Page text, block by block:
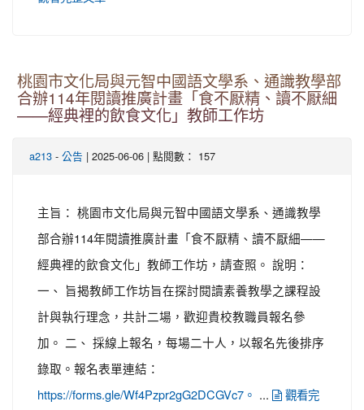
桃園市文化局與元智中國語文學系、通識教學部
合辦114年閱讀推廣計畫「食不厭精、讀不厭細
——經典裡的飲食文化」教師工作坊
a213 - 公告 | 2025-06-06 | 點閱數： 157
主旨： 桃園市文化局與元智中國語文學系、通識教學
部合辦114年閱讀推廣計畫「食不厭精、讀不厭細——
經典裡的飲食文化」教師工作坊，請查照。 說明：
一、 旨揭教師工作坊旨在探討閱讀素養教學之課程設
計與執行理念，共計二場，歡迎貴校教職員報名參
加。 二、 採線上報名，每場二十人，以報名先後排序
錄取。報名表單連結：
https://forms.gle/Wf4Pzpr2gG2DCGVc7。 ... 觀看完